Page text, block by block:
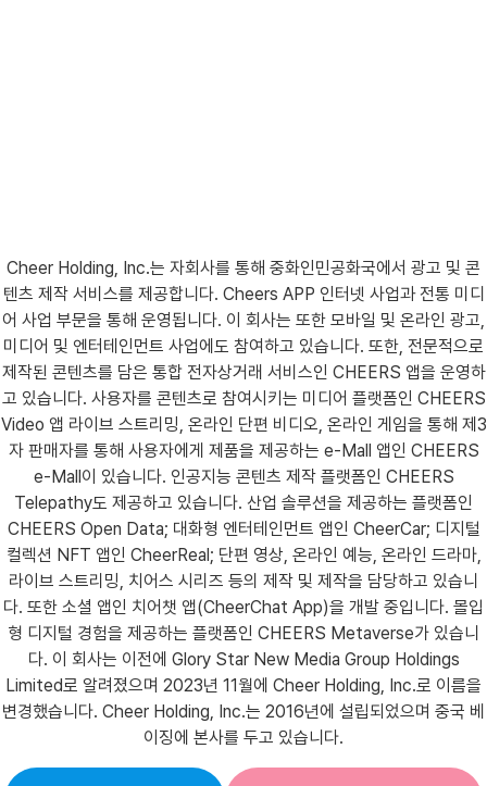
Cheer Holding, Inc.는 자회사를 통해 중화인민공화국에서 광고 및 콘
텐츠 제작 서비스를 제공합니다. Cheers APP 인터넷 사업과 전통 미디
어 사업 부문을 통해 운영됩니다. 이 회사는 또한 모바일 및 온라인 광고,
미디어 및 엔터테인먼트 사업에도 참여하고 있습니다. 또한, 전문적으로
제작된 콘텐츠를 담은 통합 전자상거래 서비스인 CHEERS 앱을 운영하
고 있습니다. 사용자를 콘텐츠로 참여시키는 미디어 플랫폼인 CHEERS
Video 앱 라이브 스트리밍, 온라인 단편 비디오, 온라인 게임을 통해 제3
자 판매자를 통해 사용자에게 제품을 제공하는 e-Mall 앱인 CHEERS
e-Mall이 있습니다. 인공지능 콘텐츠 제작 플랫폼인 CHEERS
Telepathy도 제공하고 있습니다. 산업 솔루션을 제공하는 플랫폼인
CHEERS Open Data; 대화형 엔터테인먼트 앱인 CheerCar; 디지털
컬렉션 NFT 앱인 CheerReal; 단편 영상, 온라인 예능, 온라인 드라마,
라이브 스트리밍, 치어스 시리즈 등의 제작 및 제작을 담당하고 있습니
다. 또한 소셜 앱인 치어챗 앱(CheerChat App)을 개발 중입니다. 몰입
형 디지털 경험을 제공하는 플랫폼인 CHEERS Metaverse가 있습니
다. 이 회사는 이전에 Glory Star New Media Group Holdings
Limited로 알려졌으며 2023년 11월에 Cheer Holding, Inc.로 이름을
변경했습니다. Cheer Holding, Inc.는 2016년에 설립되었으며 중국 베
이징에 본사를 두고 있습니다.